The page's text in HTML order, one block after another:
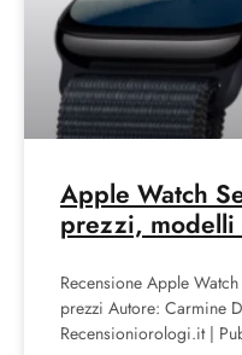
Apple Watch
prezzi, modelli
Recensione Apple
prezzi Autore: Carmine
Recensioniorologi.it |